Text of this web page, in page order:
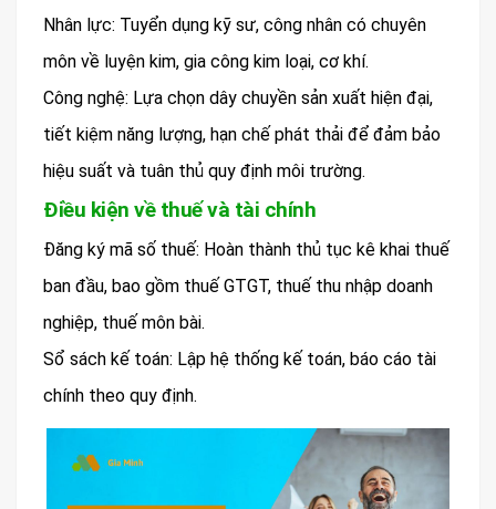
Nhân lực: Tuyển dụng kỹ sư, công nhân có chuyên
môn về luyện kim, gia công kim loại, cơ khí.
Công nghệ: Lựa chọn dây chuyền sản xuất hiện đại,
tiết kiệm năng lượng, hạn chế phát thải để đảm bảo
hiệu suất và tuân thủ quy định môi trường.
Điều kiện về thuế và tài chính
Đăng ký mã số thuế: Hoàn thành thủ tục kê khai thuế
ban đầu, bao gồm thuế GTGT, thuế thu nhập doanh
nghiệp, thuế môn bài.
Sổ sách kế toán: Lập hệ thống kế toán, báo cáo tài
chính theo quy định.